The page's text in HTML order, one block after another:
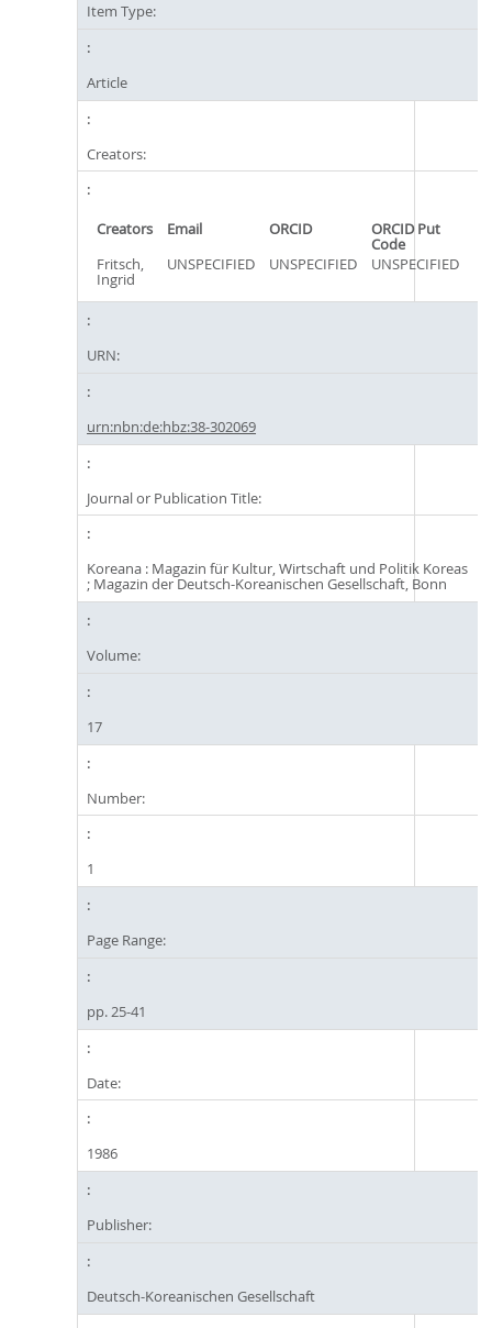
Item Type:
Article
Creators:
Creators Email ORCID ORCID Put
Code
Fritsch,
Ingrid
UNSPECIFIED UNSPECIFIED UNSPECIFIED
URN:
urn:nbn:de:hbz:38-302069
Journal or Publication Title:
Koreana : Magazin für Kultur, Wirtschaft und Politik Koreas
; Magazin der Deutsch-Koreanischen Gesellschaft, Bonn
Volume:
17
Number:
1
Page Range:
pp. 25-41
Date:
1986
Publisher:
Deutsch-Koreanischen Gesellschaft